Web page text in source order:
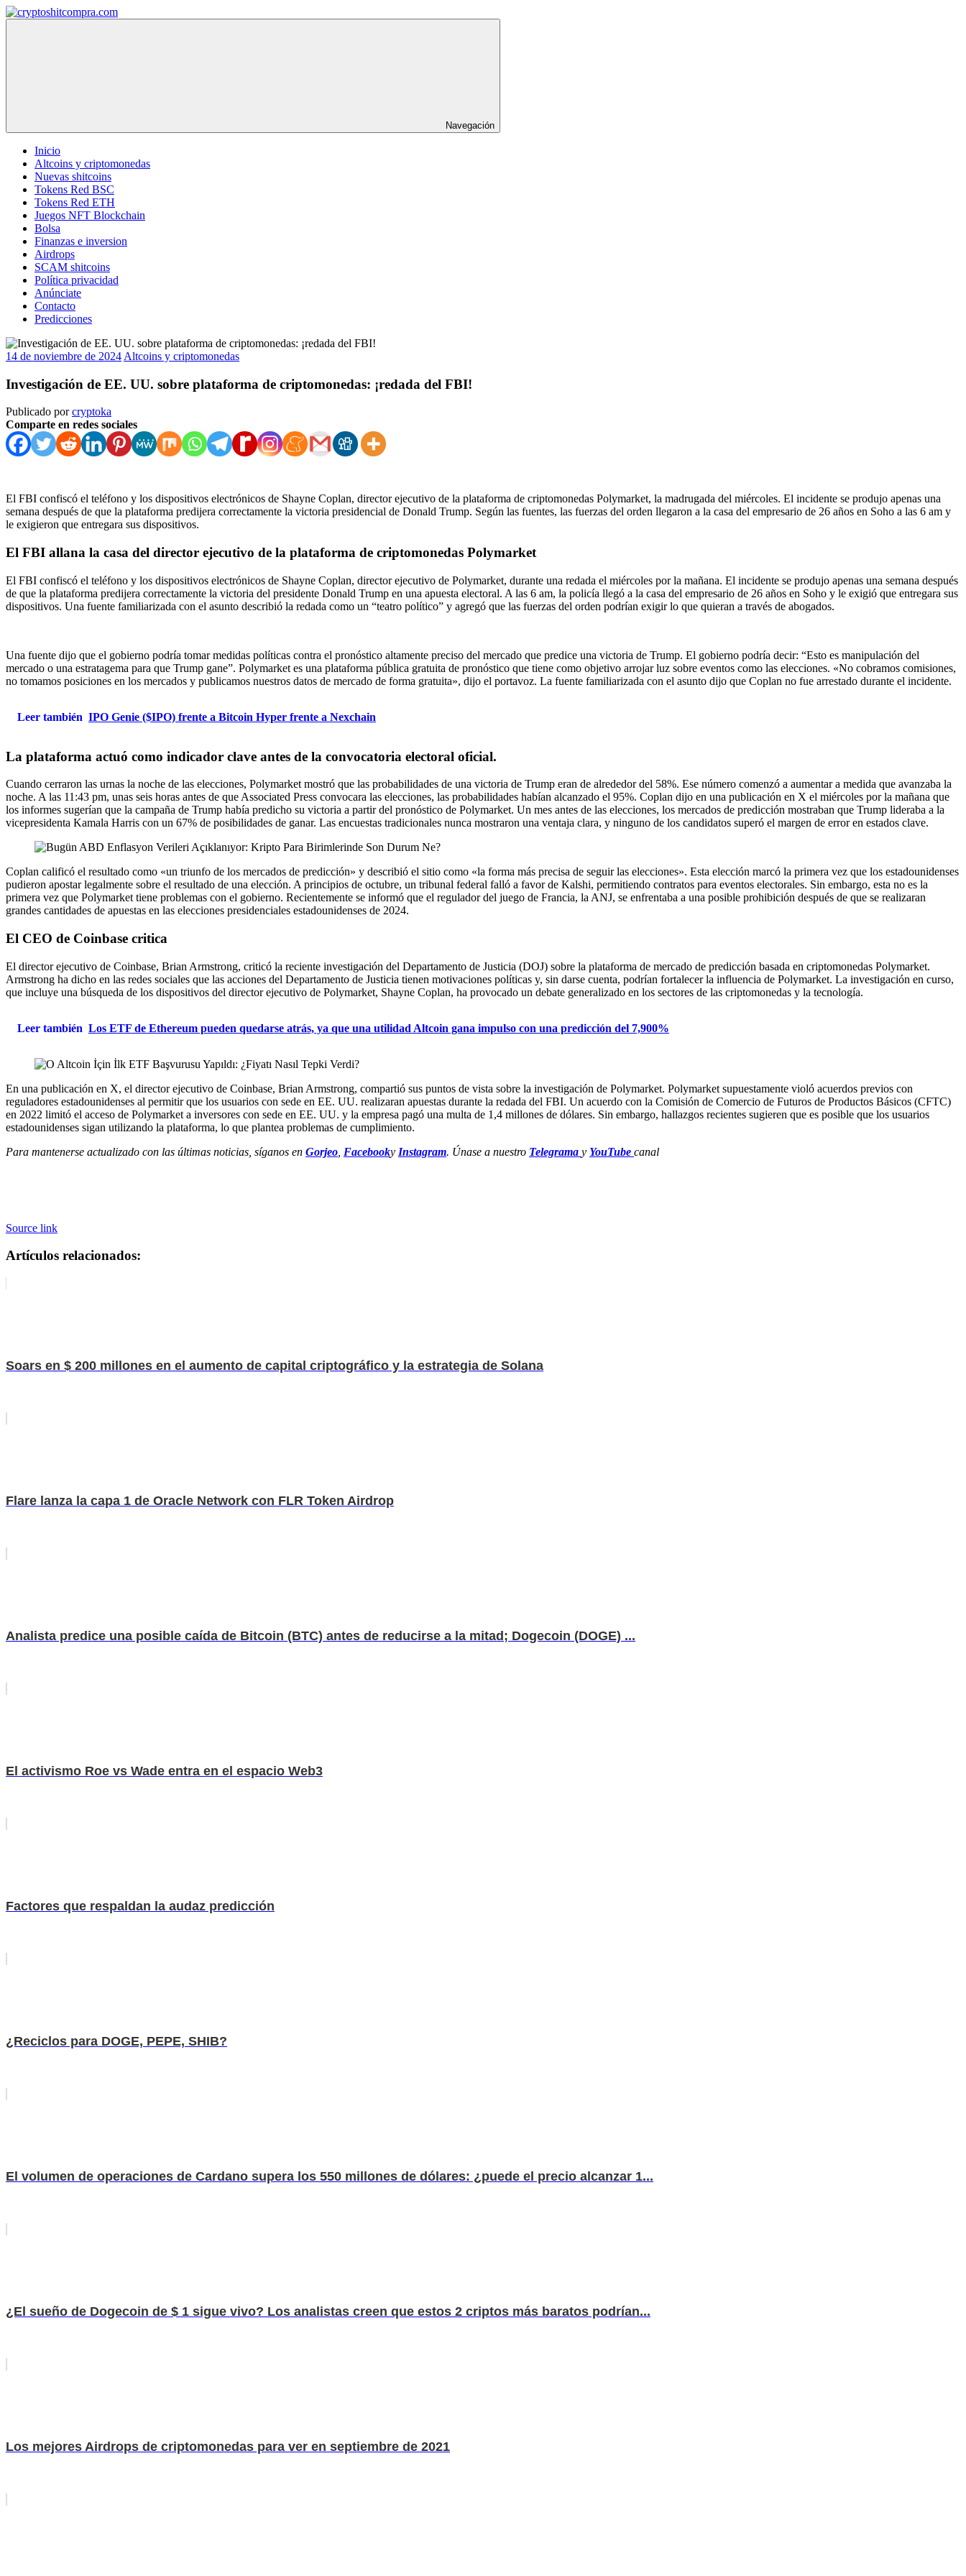
Saltar
al
Navegación
Inicio
Altcoins y criptomonedas
Nuevas shitcoins
Tokens Red BSC
Tokens Red ETH
Juegos NFT Blockchain
Bolsa
Finanzas e inversion
Airdrops
SCAM shitcoins
Política privacidad
Anúnciate
Contacto
Predicciones
14 de noviembre de 2024 Altcoins y criptomonedas
Investigación de EE. UU. sobre plataforma de criptomonedas: ¡redada del FBI!
Publicado porcryptoka
Comparte en redes sociales
El FBI confiscó el teléfono y los dispositivos electrónicos de Shayne Coplan, director ejecutivo de la plataforma de criptomonedas Polymarket, la madrugada del miércoles. El incidente se produjo apenas una
semana después de que la plataforma predijera correctamente la victoria presidencial de Donald Trump. Según las fuentes, las fuerzas del orden llegaron a la casa del empresario de 26 años en Soho a las 6 am y
le exigieron que entregara sus dispositivos.
El FBI allana la casa del director ejecutivo de la plataforma de criptomonedas Polymarket
El FBI confiscó el teléfono y los dispositivos electrónicos de Shayne Coplan, director ejecutivo de Polymarket, durante una redada el miércoles por la mañana. El incidente se produjo apenas una semana después
de que la plataforma predijera correctamente la victoria del presidente Donald Trump en una apuesta electoral. A las 6 am, la policía llegó a la casa del empresario de 26 años en Soho y le exigió que entregara sus
dispositivos. Una fuente familiarizada con el asunto describió la redada como un “teatro político” y agregó que las fuerzas del orden podrían exigir lo que quieran a través de abogados.
Una fuente dijo que el gobierno podría tomar medidas políticas contra el pronóstico altamente preciso del mercado que predice una victoria de Trump. El gobierno podría decir: “Esto es manipulación del
mercado o una estratagema para que Trump gane”. Polymarket es una plataforma pública gratuita de pronóstico que tiene como objetivo arrojar luz sobre eventos como las elecciones. «No cobramos comisiones,
no tomamos posiciones en los mercados y publicamos nuestros datos de mercado de forma gratuita», dijo el portavoz. La fuente familiarizada con el asunto dijo que Coplan no fue arrestado durante el incidente.
Leer también IPO Genie ($IPO) frente a Bitcoin Hyper frente a Nexchain
La plataforma actuó como indicador clave antes de la convocatoria electoral oficial.
Cuando cerraron las urnas la noche de las elecciones, Polymarket mostró que las probabilidades de una victoria de Trump eran de alrededor del 58%. Ese número comenzó a aumentar a medida que avanzaba la
noche. A las 11:43 pm, unas seis horas antes de que Associated Press convocara las elecciones, las probabilidades habían alcanzado el 95%. Coplan dijo en una publicación en X el miércoles por la mañana que
los informes sugerían que la campaña de Trump había predicho su victoria a partir del pronóstico de Polymarket. Un mes antes de las elecciones, los mercados de predicción mostraban que Trump lideraba a la
vicepresidenta Kamala Harris con un 67% de posibilidades de ganar. Las encuestas tradicionales nunca mostraron una ventaja clara, y ninguno de los candidatos superó el margen de error en estados clave.
Coplan calificó el resultado como «un triunfo de los mercados de predicción» y describió el sitio como «la forma más precisa de seguir las elecciones». Esta elección marcó la primera vez que los estadounidenses
pudieron apostar legalmente sobre el resultado de una elección. A principios de octubre, un tribunal federal falló a favor de Kalshi, permitiendo contratos para eventos electorales. Sin embargo, esta no es la
primera vez que Polymarket tiene problemas con el gobierno. Recientemente se informó que el regulador del juego de Francia, la ANJ, se enfrentaba a una posible prohibición después de que se realizaran
grandes cantidades de apuestas en las elecciones presidenciales estadounidenses de 2024.
El CEO de Coinbase critica
El director ejecutivo de Coinbase, Brian Armstrong, criticó la reciente investigación del Departamento de Justicia (DOJ) sobre la plataforma de mercado de predicción basada en criptomonedas Polymarket.
Armstrong ha dicho en las redes sociales que las acciones del Departamento de Justicia tienen motivaciones políticas y, sin darse cuenta, podrían fortalecer la influencia de Polymarket. La investigación en curso,
que incluye una búsqueda de los dispositivos del director ejecutivo de Polymarket, Shayne Coplan, ha provocado un debate generalizado en los sectores de las criptomonedas y la tecnología.
Leer también Los ETF de Ethereum pueden quedarse atrás, ya que una utilidad Altcoin gana impulso con una predicción del 7,900%
En una publicación en X, el director ejecutivo de Coinbase, Brian Armstrong, compartió sus puntos de vista sobre la investigación de Polymarket. Polymarket supuestamente violó acuerdos previos con
reguladores estadounidenses al permitir que los usuarios con sede en EE. UU. realizaran apuestas durante la redada del FBI. Un acuerdo con la Comisión de Comercio de Futuros de Productos Básicos (CFTC)
en 2022 limitó el acceso de Polymarket a inversores con sede en EE. UU. y la empresa pagó una multa de 1,4 millones de dólares. Sin embargo, hallazgos recientes sugieren que es posible que los usuarios
estadounidenses sigan utilizando la plataforma, lo que plantea problemas de cumplimiento.
Para mantenerse actualizado con las últimas noticias, síganos en Gorjeo Facebooky Instagram. Únase a nuestro Telegrama y YouTube canal
Source link
Artículos relacionados:
Soars en $ 200 millones en el aumento de capital criptográfico y la estrategia de Solana
Flare lanza la capa 1 de Oracle Network con FLR Token Airdrop
Analista predice una posible caída de Bitcoin (BTC) antes de reducirse a la mitad; Dogecoin (DOGE) ...
El activismo Roe vs Wade entra en el espacio Web3
Factores que respaldan la audaz predicción
¿Reciclos para DOGE, PEPE, SHIB?
El volumen de operaciones de Cardano supera los 550 millones de dólares: ¿puede el precio alcanzar 1...
¿El sueño de Dogecoin de $ 1 sigue vivo? Los analistas creen que estos 2 criptos más baratos podrían...
Los mejores Airdrops de criptomonedas para ver en septiembre de 2021